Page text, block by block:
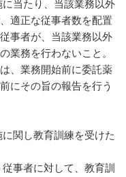
当たり、当該業務以外
適正な従事者数を配置
事者が、当該業務以外
業務を行わないこと。
、業務開始前に委託薬
にその旨の報告を行う
関し教育訓練を受けた
事者に対して、教育訓